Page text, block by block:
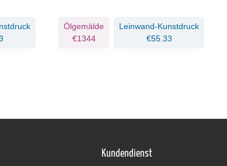
Ölgemälde
€1344
Leinwand-Kunstdruck
€55.33
Kundendienst